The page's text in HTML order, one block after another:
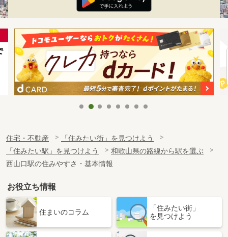
住宅・不動産
「住みたい街」を見つけよう
「住みたい駅」を見つけよう
和歌山県の路線から駅を選ぶ
西山口駅の住みやすさ・基本情報
お役立ち情報
住まいのコラム
「住みたい街」
を見つけよう